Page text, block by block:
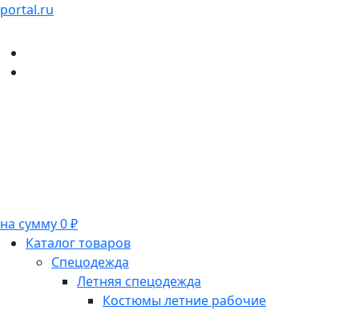
portal.ru
на сумму 0 ₽
Каталог товаров
Спецодежда
Летняя спецодежда
Костюмы летние рабочие